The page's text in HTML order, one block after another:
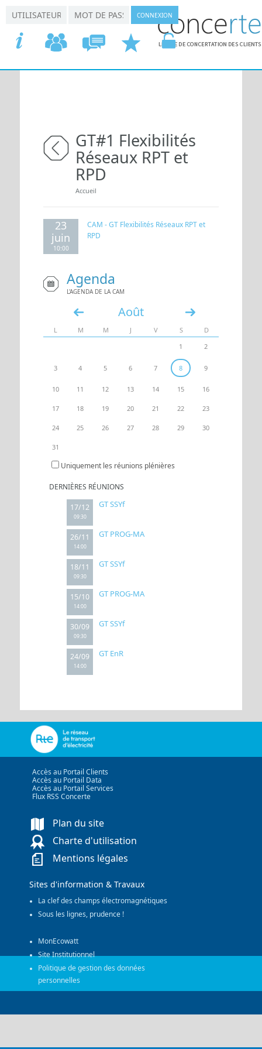
UN ACCÈS
GT#1 Flexibilités
Réseaux RPT et
RPD
Vous êtes ici
Accueil
23
juin
10:00
CAM - GT Flexibilités Réseaux RPT et
RPD
Agenda
L'AGENDA DE LA CAM
Août
« »
L M M J V S
D
1
2
3 4 5 6 7 8 9
10 11 12 13 14 15 16
17 18 19 20 21 22 23
24 25 26 27 28 29 30
31
Uniquement les réunions plénières
DERNIÈRES RÉUNIONS
17/12
09:30
GT SSYf
26/11
14:00
GT PROG-MA
18/11
09:30
GT SSYf
15/10
14:00
GT PROG-MA
30/09
09:30
GT SSYf
24/09
14:00
GT EnR
Accès au Portail Clients
Accès au Portail Data
Accès au Portail Services
Flux RSS Concerte
Plan du site
Charte d'utilisation
Mentions légales
Sites d'information & Travaux
La clef des champs électromagnétiques
Sous les lignes, prudence !
MonEcowatt
Site Institutionnel
Politique de gestion des données
personnelles